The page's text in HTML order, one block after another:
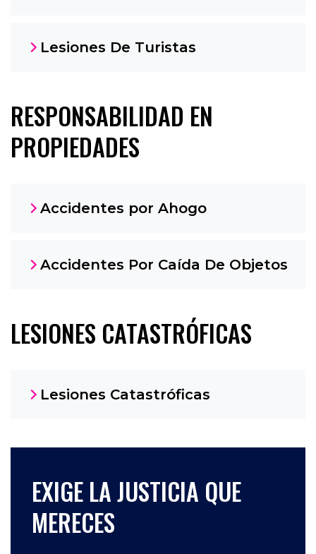
Lesiones De Turistas
RESPONSABILIDAD EN
PROPIEDADES
Accidentes por Ahogo
Accidentes Por Caída De Objetos
LESIONES CATASTRÓFICAS
Lesiones Catastróficas
EXIGE LA JUSTICIA QUE
MERECES